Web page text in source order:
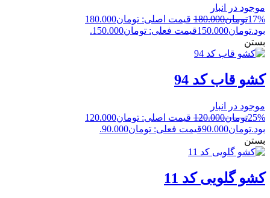
موجود در انبار
17%تومان180.000
قیمت اصلی: تومان180.000
بود.تومان150.000قیمت فعلی: تومان150.000.
بستن
کشو قاب کد 94
موجود در انبار
25%تومان120.000
قیمت اصلی: تومان120.000
بود.تومان90.000قیمت فعلی: تومان90.000.
بستن
کشو گلویی کد 11